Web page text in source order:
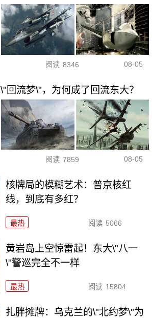
阅读 8346 08-05
回流梦\"，为何成了回流东大？
阅读 7859 08-05
核牌局的模糊艺术：普京核红
线，到底有多红？
最热 阅读 5066
黄岩岛上空惊雷起！东大\"八一
\"警巡完全不一样
最热 阅读 15804
扎胖摊牌：乌克兰的\"北约梦\"为